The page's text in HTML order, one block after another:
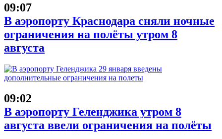
09:07
В аэропорту Краснодара сняли ночные
ограничения на полёты утром 8
августа
09:02
В аэропорту Геленджика утром 8
августа ввели ограничения на полёты